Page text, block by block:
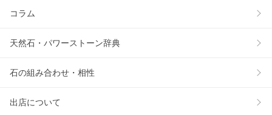
コラム
天然石・パワーストーン辞典
石の組み合わせ・相性
出店について